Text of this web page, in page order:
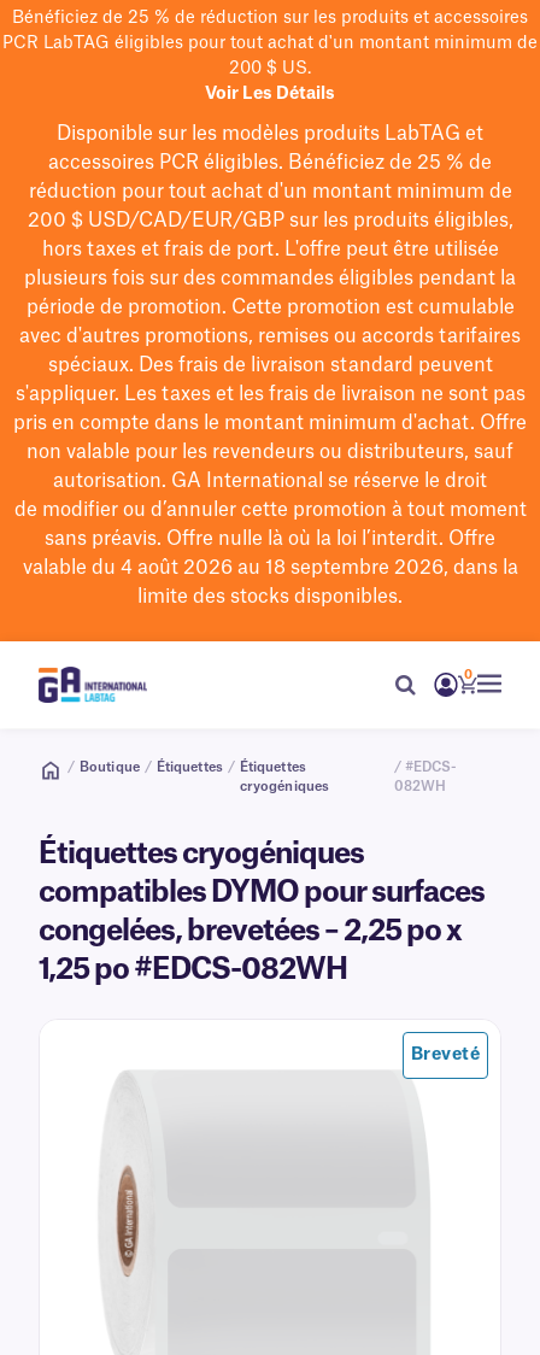
Bénéficiez de 25 % de réduction sur les produits et accessoires
PCR LabTAG éligibles pour tout achat d'un montant minimum de
200 $ US.
Voir Les Détails
Disponible sur les modèles produits LabTAG et
accessoires PCR éligibles. Bénéficiez de 25 % de
réduction pour tout achat d'un montant minimum de
200 $USD/CAD/EUR/GBPsur les produits éligibles,
hors taxes et frais de port. L'offre peut être utilisée
plusieurs fois sur des commandes éligibles pendant la
période de promotion. Cette promotion est cumulable
avec d'autres promotions, remises ou accords tarifaires
spéciaux. Des frais de livraison standard peuvent
s'appliquer. Les taxes et les frais de livraison ne sont pas
pris en compte dans le montant minimum d'achat. Offre
non valable pour les revendeurs ou distributeurs, sauf
autorisation. GA International se réserve le droit
de modifierou d’annuler cette promotion à tout moment
sans préavis. Offre nulle là où la loi l’interdit. Offre
valable du 4 août 2026 au 18 septembre 2026, dans la
limite des stocks disponibles.
0
/ Boutique / Étiquettes / Étiquettes
cryogéniques
/ #EDCS-
082WH
Étiquettes cryogéniques
compatibles DYMO pour surfaces
congelées, brevetées – 2,25 po x
1,25 po #EDCS-082WH
Breveté